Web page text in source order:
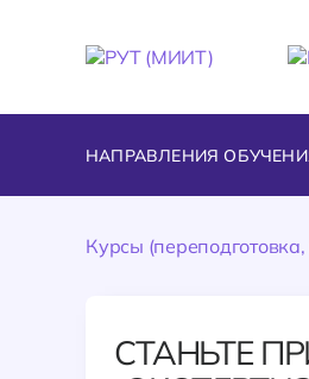
НАПРАВЛЕНИЯ
Курсы
СТАНЬТЕ